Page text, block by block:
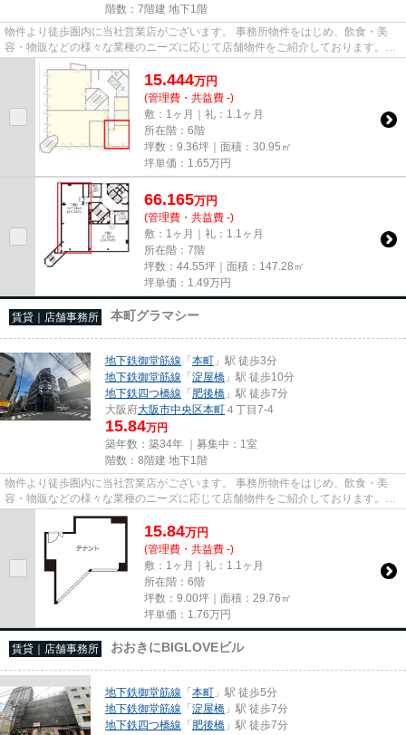
階数：7階建 地下1階
物件より徒歩圏内に当社営業店がございます。 事務所物件をはじめ、飲食・美
容・物販などの様々な業種のニーズに応じて店舗物件をご紹介しております。
尚、弊社ではおとり広告は一切...
15.444万円
(管理費・共益費 -)
敷：1ヶ月｜礼：1.1ヶ月
所在階：6階
坪数：9.36坪｜面積：30.95㎡
坪単価： 1.65万円
66.165万円
(管理費・共益費 -)
敷：1ヶ月｜礼：1.1ヶ月
所在階：7階
坪数：44.55坪｜面積：147.28㎡
坪単価： 1.49万円
賃貸｜店舗事務所 本町グラマシー
地下鉄御堂筋線 「本町 」駅 徒歩3分
地下鉄御堂筋線 「淀屋橋 」駅 徒歩10分
地下鉄四つ橋線 「肥後橋 」駅 徒歩7分
大阪府大阪市中央区本町 ４丁目7-4
15.84万円
築年数：築34年 ｜募集中： 1室
階数：8階建 地下1階
物件より徒歩圏内に当社営業店がございます。 事務所物件をはじめ、飲食・美
容・物販などの様々な業種のニーズに応じて店舗物件をご紹介しております。
尚、弊社ではおとり広告は一切...
15.84万円
(管理費・共益費 -)
敷：1ヶ月｜礼：1.1ヶ月
所在階：6階
坪数：9.00坪｜面積：29.76㎡
坪単価： 1.76万円
賃貸｜店舗事務所 おおきにBIGLOVEビル
地下鉄御堂筋線 「本町 」駅 徒歩5分
地下鉄御堂筋線 「淀屋橋 」駅 徒歩7分
地下鉄四つ橋線 「肥後橋 」駅 徒歩7分